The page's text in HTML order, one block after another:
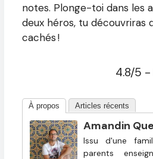
notes. Plonge-toi dans les
deux héros, tu découvriras
cachés !
4.8/5
À propos Articles récents
Amandin
Issu d'une
parents